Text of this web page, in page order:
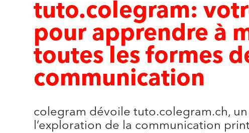
tuto.colegram:
pour apprendre à
toutes les formes
communication
colegram dévoile tuto.colegram.ch,
l’exploration de la communication